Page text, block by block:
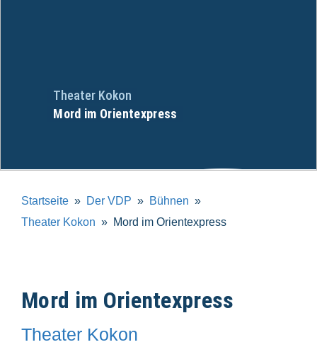
Theater Kokon
Mord im Orientexpress
Startseite Der VDP
Bühnen
Theater Kokon
Mord im Orientexpress
Mord im Orientexpress
Theater Kokon